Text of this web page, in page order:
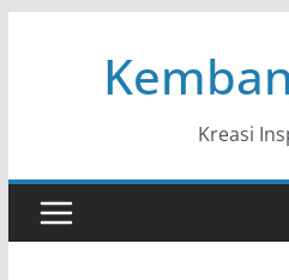
Kreasi